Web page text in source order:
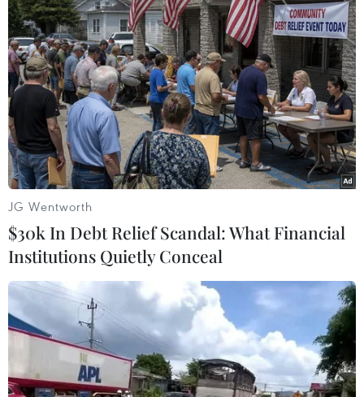
Kỳ thi tốt nghiệp trung học phổ thông
2025 đảm bảo gọn nhẹ, đánh giá khách
quan
07/09/2024 11:03
Lãnh đạo Bộ Giáo dục và Đào tạo khẳng định kỳ thi tốt
nghiệp trung học phổ thông 2025 đảm bảo gọn nhẹ,
giảm áp lực, giảm tốn kém, đảm bảo chất lượng, đảm
bảo đánh giá khách quan chất lượng dạy và học
JG Wentworth
$30k In Debt Relief Scandal: What Financial
Institutions Quietly Conceal